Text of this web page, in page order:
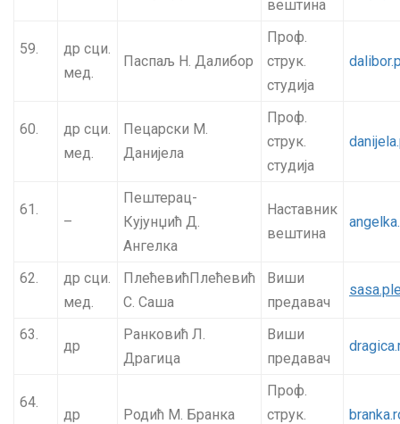
вештина
59.
др сци.
мед.
Паспаљ Н. Далибор
Проф.
струк.
студија
60.
др сци.
мед.
Пецарски М.
Данијела
Проф.
струк.
студија
61.
–
Пештерац-
Кујунџић Д.
Ангелка
Наставник
вештина
62.
др сци.
мед.
ПлећевићПлећевић
С. Саша
Виши
предавач
63.
др
Ранковић Л.
Драгица
Виши
предавач
64.
др Родић М. Бранка
Проф.
струк.